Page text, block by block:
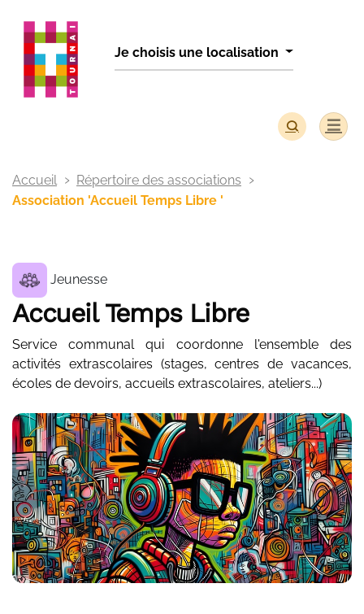
Je choisis une localisation
Accueil
Répertoire des associations
Association 'Accueil Temps Libre '
Jeunesse
Accueil Temps Libre
Service communal qui coordonne l'ensemble des
activités extrascolaires (stages, centres de vacances,
écoles de devoirs, accueils extrascolaires, ateliers...)